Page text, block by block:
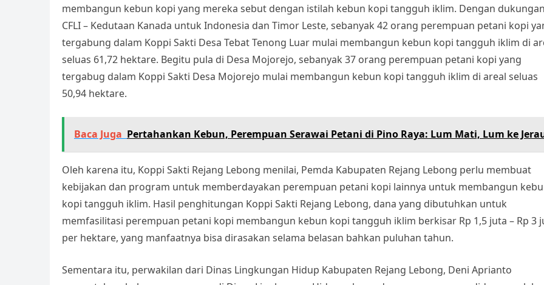
membangun kebun kopi yang mereka sebut dengan istilah kebun kopi tangguh iklim. Dengan dukungan
CFLI – Kedutaan Kanada untuk Indonesia dan Timor Leste, sebanyak 42 orang perempuan petani kopi
tergabung dalam Koppi Sakti Desa Tebat Tenong Luar mulai membangun kebun kopi tangguh iklim di
seluas 61,72 hektare. Begitu pula di Desa Mojorejo, sebanyak 37 orang perempuan petani kopi yang
tergabug dalam Koppi Sakti Desa Mojorejo mulai membangun kebun kopi tangguh iklim di areal seluas
50,94 hektare.
Baca Juga Pertahankan Kebun, Perempuan Serawai Petani di Pino Raya: Lum Mati, Lum ke
Oleh karena itu, Koppi Sakti Rejang Lebong menilai, Pemda Kabupaten Rejang Lebong perlu membuat
kebijakan dan program untuk memberdayakan perempuan petani kopi lainnya untuk membangun
kopi tangguh iklim. Hasil penghitungan Koppi Sakti Rejang Lebong, dana yang dibutuhkan untuk
memfasilitasi perempuan petani kopi membangun kebun kopi tangguh iklim berkisar Rp 1,5 juta – Rp 3
per hektare, yang manfaatnya bisa dirasakan selama belasan bahkan puluhan tahun.
Sementara itu, perwakilan dari Dinas Lingkungan Hidup Kabupaten Rejang Lebong, Deni Aprianto